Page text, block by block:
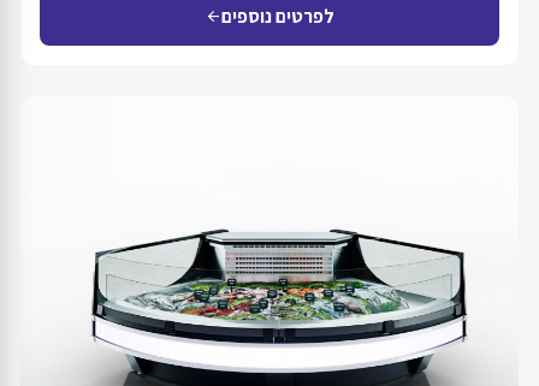
לפרטים נוספיםarrow_back